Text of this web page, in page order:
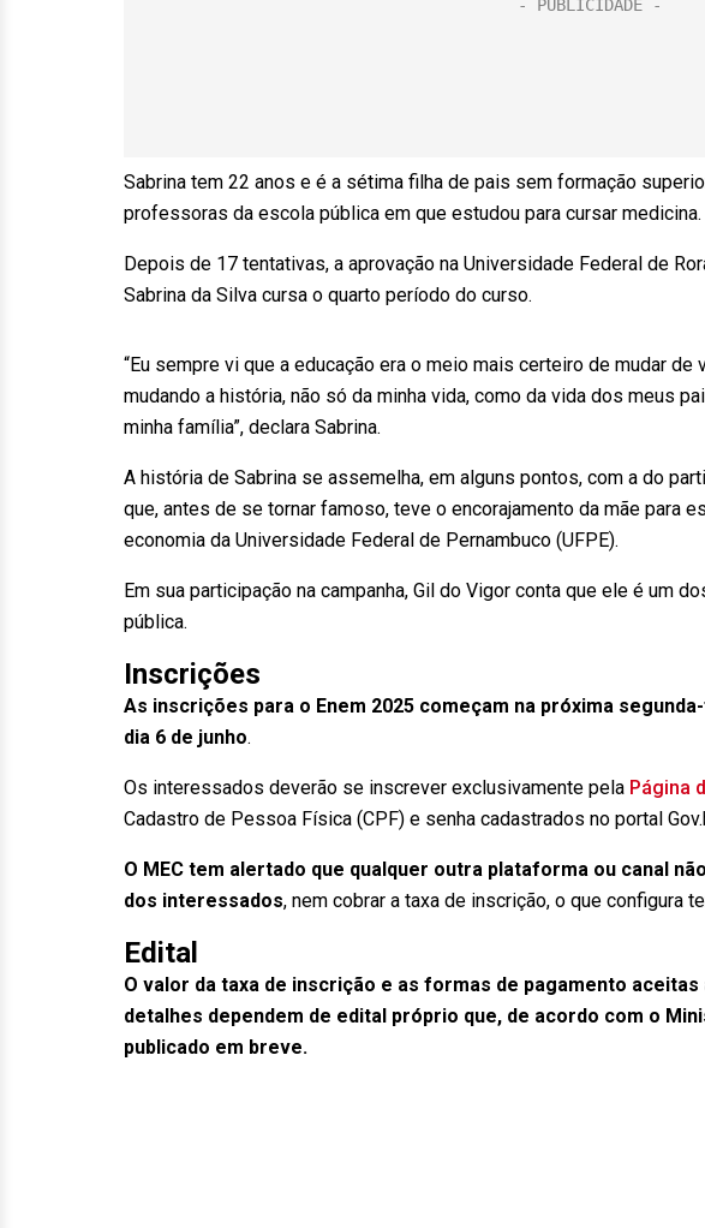
Sabrina tem 22 anos e é a sétima filha de pais sem formação
professoras da escola pública em que estudou para cursar medicina.
Depois de 17 tentativas, a aprovação na Universidade Federal de
Sabrina da Silva cursa o quarto período do curso.
“Eu sempre vi que a educação era o meio mais certeiro de mudar
mudando a história, não só da minha vida, como da vida dos meus
minha família”, declara Sabrina.
A história de Sabrina se assemelha, em alguns pontos, com a do
que, antes de se tornar famoso, teve o encorajamento da mãe para
economia da Universidade Federal de Pernambuco (UFPE).
Em sua participação na campanha, Gil do Vigor conta que ele é um
pública.
Inscrições
As inscrições para o Enem 2025 começam na próxima
dia 6 de junho.
Os interessados deverão se inscrever exclusivamente pela Página
Cadastro de Pessoa Física (CPF) e senha cadastrados no portal
O MEC tem alertado que qualquer outra plataforma ou canal
dos interessados, nem cobrar a taxa de inscrição, o que configura
Edital
O valor da taxa de inscrição e as formas de pagamento
detalhes dependem de edital próprio que, de acordo com o
publicado em breve.